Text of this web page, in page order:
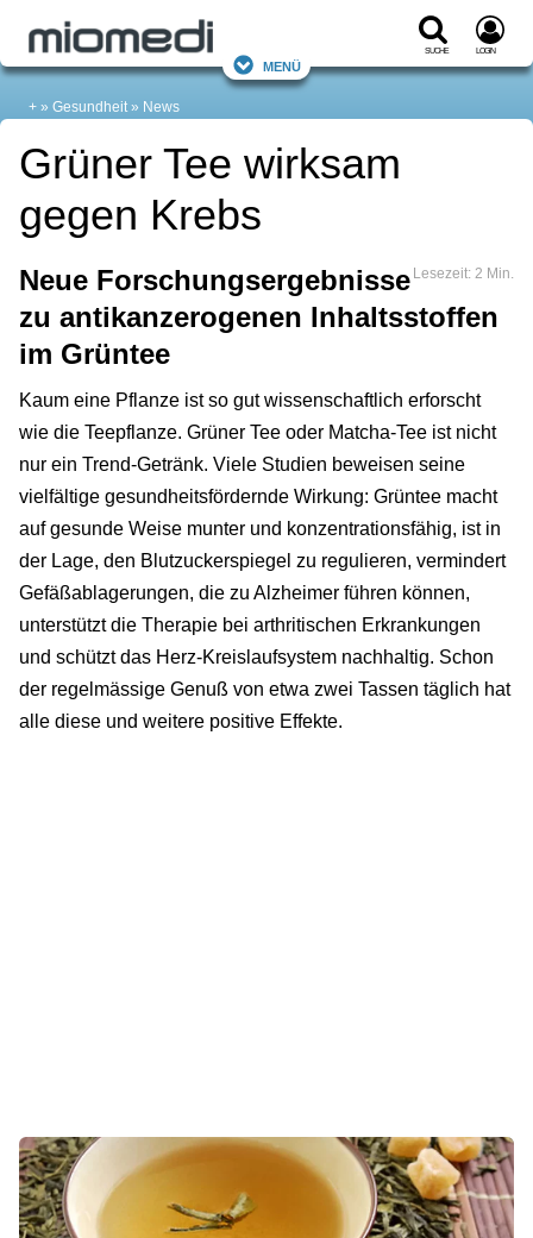
Suche Login
Menü
+ Gesundheit News
Grüner Tee wirksam
gegen Krebs
Lesezeit: 2 Min.
Neue Forschungsergebnisse
zu antikanzerogenen Inhaltsstoffen
im Grüntee
Kaum eine Pflanze ist so gut wissenschaftlich erforscht
wie die Teepflanze. Grüner Tee oder Matcha-Tee ist nicht
nur ein Trend-Getränk. Viele Studien beweisen seine
vielfältige gesundheitsfördernde Wirkung: Grüntee macht
auf gesunde Weise munter und konzentrationsfähig, ist in
der Lage, den Blutzuckerspiegel zu regulieren, vermindert
Gefäßablagerungen, die zu Alzheimer führen können,
unterstützt die Therapie bei arthritischen Erkrankungen
und schützt das Herz-Kreislaufsystem nachhaltig. Schon
der regelmässige Genuß von etwa zwei Tassen täglich hat
alle diese und weitere positive Effekte.